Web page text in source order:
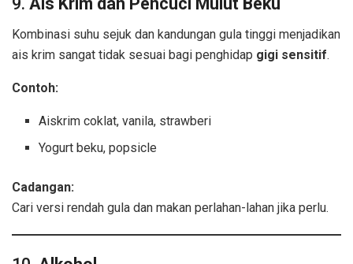
Kombinasi suhu sejuk dan kandungan gula tinggi menjadikan
ais krim sangat tidak sesuai bagi penghidap gigi sensitif.
Contoh:
Aiskrim coklat, vanila, strawberi
Yogurt beku, popsicle
Cadangan:
Cari versi rendah gula dan makan perlahan-lahan jika perlu.